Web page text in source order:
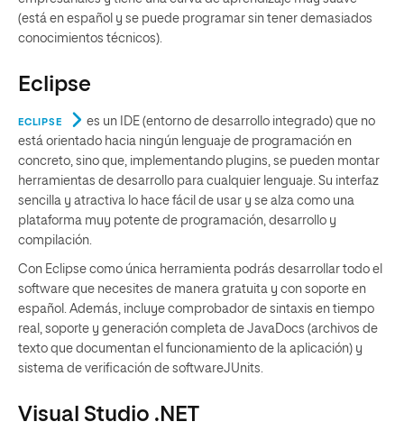
(está en español y se puede programar sin tener demasiados
conocimientos técnicos).
Eclipse
ECLIPSE
es un IDE (entorno de desarrollo integrado) que no
está orientado hacia ningún lenguaje de programación en
concreto, sino que, implementando plugins, se pueden montar
herramientas de desarrollo para cualquier lenguaje. Su interfaz
sencilla y atractiva lo hace fácil de usar y se alza como una
plataforma muy potente de programación, desarrollo y
compilación.
Con Eclipse como única herramienta podrás desarrollar todo el
software que necesites de manera gratuita y con soporte en
español. Además, incluye comprobador de sintaxis en tiempo
real, soporte y generación completa de JavaDocs (archivos de
texto que documentan el funcionamiento de la aplicación) y
sistema de verificación de softwareJUnits.
Visual Studio .NET